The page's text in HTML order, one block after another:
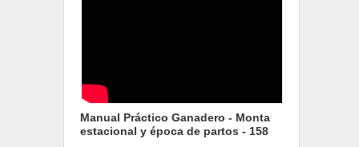
Manual Práctico Ganadero - Monta
estacional y época de partos - 158